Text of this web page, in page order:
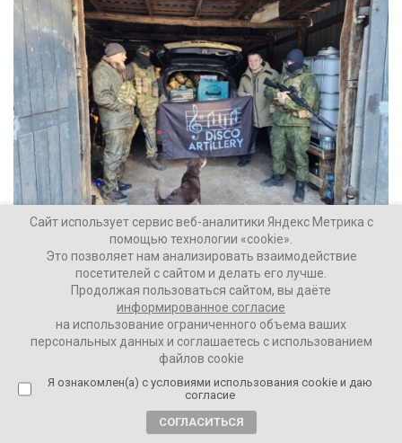
О новогодних праздниках патриота
Ваши Новости 32965
Никита Третьяков: «Радость от окончания
конфликта будет недолгой и очень
быстро сменится горьким
Сайт использует сервис веб-аналитики Яндекс Метрика с
помощью технологии «cookie».
Это позволяет нам анализировать взаимодействие
посетителей с сайтом и делать его лучше.
Продолжая пользоваться сайтом, вы даёте
информированное согласие
на использование ограниченного объема ваших
персональных данных и соглашаетесь с использованием
файлов cookie
Я ознакомлен(а) с условиями использования cookie и даю
согласие
СОГЛАСИТЬСЯ